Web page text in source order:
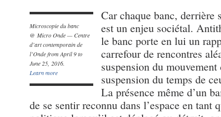
Microscopie du banc
@ Micro Onde — Centre
d’art contemporain de
l’Onde from April 9 to
June 25, 2016.
Learn more
Car chaque banc, derrière
est un enjeu sociétal.
le banc porte en lui un
carrefour de rencontres
suspension du
suspension du temps de
La présence même d’un
de se sentir reconnu dans l’espace en tant